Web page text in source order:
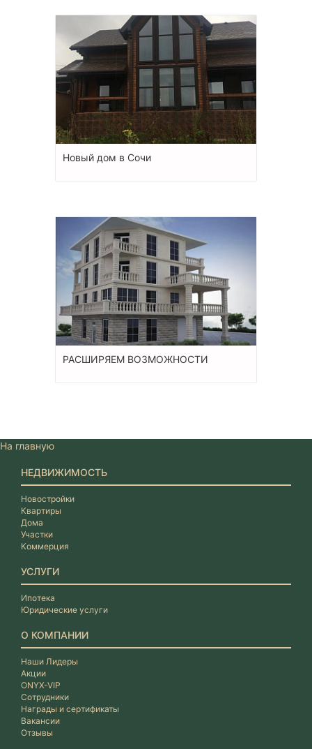
Новый дом в Сочи
РАСШИРЯЕМ ВОЗМОЖНОСТИ
На главную
НЕДВИЖИМОСТЬ
Новостройки
Квартиры
Дома
Участки
Коммерция
УСЛУГИ
Ипотека
Юридические услуги
О КОМПАНИИ
Наши Лидеры
Акции
ONYX-VIP
Сотрудники
Награды и сертификаты
Вакансии
Отзывы